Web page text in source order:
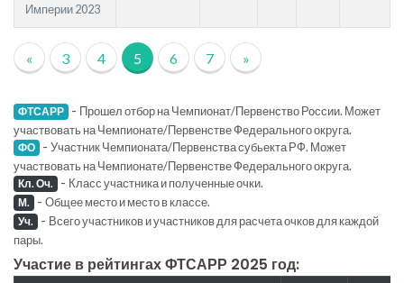
Империи 2023
« 3 4 5 6 7 »
ФТСАРР - Прошел отбор на Чемпионат/Первенство России. Может
участвовать на Чемпионате/Первенстве Федерального округа.
ФО - Участник Чемпионата/Первенства субьекта РФ. Может
участвовать на Чемпионате/Первенстве Федерального округа.
Кл. Оч. - Класс участника и полученные очки.
М. - Общее место и место в классе.
Уч. - Всего участников и участников для расчета очков для каждой
пары.
Участие в рейтингах ФТСАРР 2025 год: